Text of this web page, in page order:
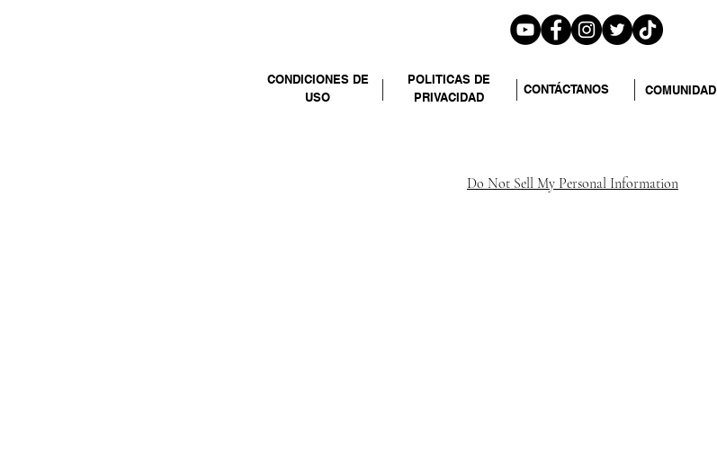
CONDICIONES DE
USO
POLITICAS DE
PRIVACIDAD
CONTÁCTANOS COMUNIDAD
Do Not Sell My Personal Information